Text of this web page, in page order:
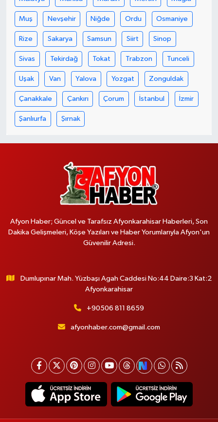
Muş Nevşehir Niğde Ordu Osmaniye
Rize Sakarya Samsun Siirt Sinop
Sivas Tekirdağ Tokat Trabzon Tunceli
Uşak Van Yalova Yozgat Zonguldak
Çanakkale Çankırı Çorum İstanbul İzmir
Şanlıurfa Şırnak
Afyon Haber; Güncel ve Tarafsız Afyonkarahisar Haberleri, Son
Dakika Gelişmeleri, Köşe Yazıları ve Haber Yorumlarıyla Afyon'un
Güvenilir Adresi.
Dumlupınar Mah. Yüzbaşı Agah Caddesi No:44 Daire:3 Kat:2
Afyonkarahisar
+90506 811 8659
afyonhaber.com@gmail.com